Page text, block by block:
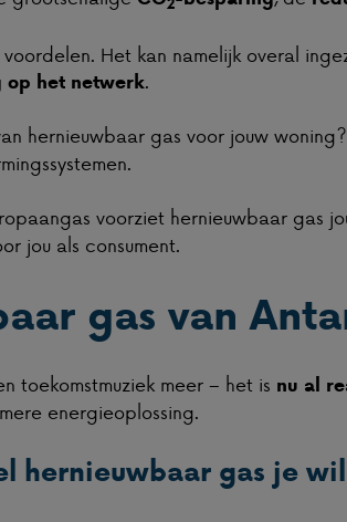
Het kan namelijk overal
op het netwerk.
hernieuwbaar gas voor jouw
voorziet hernieuwbaar gas
jou als consument.
gas van
toekomstmuziek meer – het is nu al
energieoplossing.
hernieuwbaar gas je wil